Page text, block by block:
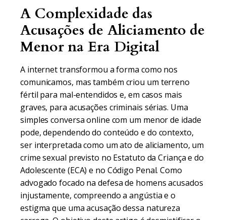
A Complexidade das
Acusações de Aliciamento de
Menor na Era Digital
A internet transformou a forma como nos
comunicamos, mas também criou um terreno
fértil para mal-entendidos e, em casos mais
graves, para acusações criminais sérias. Uma
simples conversa online com um menor de idade
pode, dependendo do conteúdo e do contexto,
ser interpretada como um ato de aliciamento, um
crime sexual previsto no Estatuto da Criança e do
Adolescente (ECA) e no Código Penal. Como
advogado focado na defesa de homens acusados
injustamente, compreendo a angústia e o
estigma que uma acusação dessa natureza